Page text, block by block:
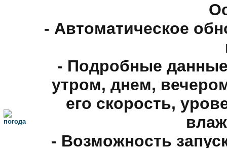
- Автоматическое
- Подробные
утром, днем,
его скорость,
- Возможность